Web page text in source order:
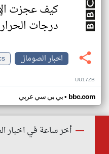
كيف عجزت
درجات
اخبار الصومال
UU17ZB
بي بي سي عربي• bbc.com
أخر ساعة في اخبار